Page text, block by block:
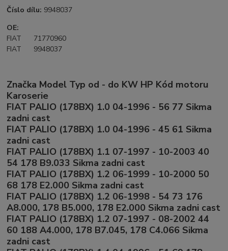
Číslo dílu: 9948037
OE:
FIAT 71770960
FIAT 9948037
Značka Model Typ od - do KW HP Kód motoru
Karoserie
FIAT PALIO (178BX) 1.0 04-1996 - 56 77 Sikma
zadni cast
FIAT PALIO (178BX) 1.0 04-1996 - 45 61 Sikma
zadni cast
FIAT PALIO (178BX) 1.1 07-1997 - 10-2003 40
54 178 B9.033 Sikma zadni cast
FIAT PALIO (178BX) 1.2 06-1999 - 10-2000 50
68 178 E2.000 Sikma zadni cast
FIAT PALIO (178BX) 1.2 06-1998 - 54 73 176
A8.000, 178 B5.000, 178 E2.000 Sikma zadni cast
FIAT PALIO (178BX) 1.2 07-1997 - 08-2002 44
60 188 A4.000, 178 B7.045, 178 C4.066 Sikma
zadni cast